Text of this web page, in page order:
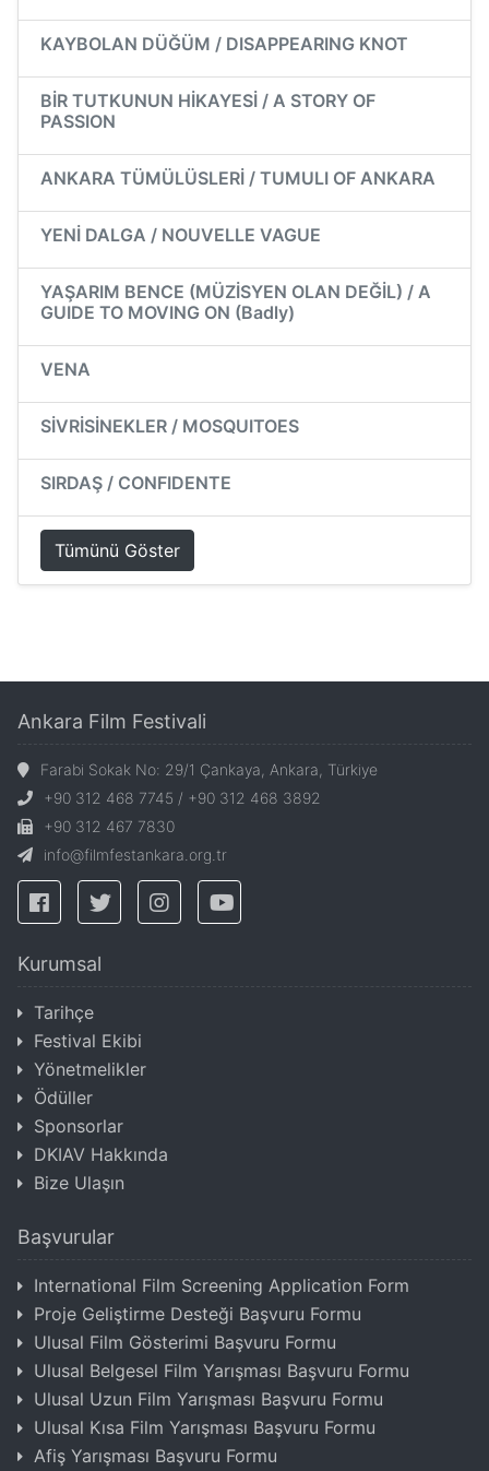
KAYBOLAN DÜĞÜM / DISAPPEARING KNOT
BİR TUTKUNUN HİKAYESİ / A STORY OF
PASSION
ANKARA TÜMÜLÜSLERİ / TUMULI OF ANKARA
YENİ DALGA / NOUVELLE VAGUE
YAŞARIM BENCE (MÜZİSYEN OLAN DEĞİL) / A
GUIDE TO MOVING ON (Badly)
VENA
SİVRİSİNEKLER / MOSQUITOES
SIRDAŞ / CONFIDENTE
Tümünü Göster
Ankara Film Festivali
Farabi Sokak No: 29/1 Çankaya, Ankara, Türkiye
+90 312 468 7745 / +90 312 468 3892
+90 312 467 7830
info@filmfestankara.org.tr
Kurumsal
Tarihçe
Festival Ekibi
Yönetmelikler
Ödüller
Sponsorlar
DKIAV Hakkında
Bize Ulaşın
Başvurular
International Film Screening Application Form
Proje Geliştirme Desteği Başvuru Formu
Ulusal Film Gösterimi Başvuru Formu
Ulusal Belgesel Film Yarışması Başvuru Formu
Ulusal Uzun Film Yarışması Başvuru Formu
Ulusal Kısa Film Yarışması Başvuru Formu
Afiş Yarışması Başvuru Formu